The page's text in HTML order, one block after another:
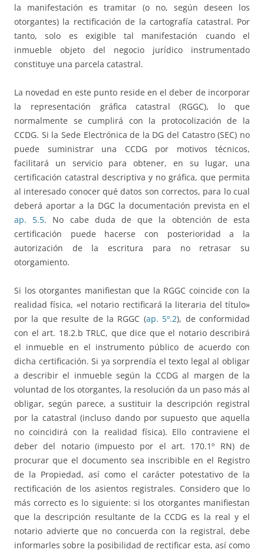
la manifestación es tramitar (o no, según deseen los
otorgantes) la rectificación de la cartografía catastral. Por
tanto, solo es exigible tal manifestación cuando el
inmueble objeto del negocio jurídico instrumentado
constituye una parcela catastral.
La novedad en este punto reside en el deber de incorporar
la representación gráfica catastral (RGGC), lo que
normalmente se cumplirá con la protocolización de la
CCDG. Si la Sede Electrónica de la DG del Catastro (SEC) no
puede suministrar una CCDG por motivos técnicos,
facilitará un servicio para obtener, en su lugar, una
certificación catastral descriptiva y no gráfica, que permita
al interesado conocer qué datos son correctos, para lo cual
deberá aportar a la DGC la documentación prevista en el
ap. 5.5. No cabe duda de que la obtención de esta
certificación puede hacerse con posterioridad a la
autorización de la escritura para no retrasar su
otorgamiento.
Si los otorgantes manifiestan que la RGGC coincide con la
realidad física, «el notario rectificará la literaria del título»
por la que resulte de la RGGC (ap. 5º.2), de conformidad
con el art. 18.2.b TRLC, que dice que el notario describirá
el inmueble en el instrumento público de acuerdo con
dicha certificación. Si ya sorprendía el texto legal al obligar
a describir el inmueble según la CCDG al margen de la
voluntad de los otorgantes, la resolución da un paso más al
obligar, según parece, a sustituir la descripción registral
por la catastral (incluso dando por supuesto que aquella
no coincidirá con la realidad física). Ello contraviene el
deber del notario (impuesto por el art. 170.1º RN) de
procurar que el documento sea inscribible en el Registro
de la Propiedad, así como el carácter potestativo de la
rectificación de los asientos registrales. Considero que lo
más correcto es lo siguiente: si los otorgantes manifiestan
que la descripción resultante de la CCDG es la real y el
notario advierte que no concuerda con la registral, debe
informarles sobre la posibilidad de rectificar esta, así como